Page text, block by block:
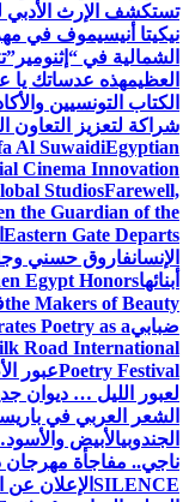
تستكشف الإرث الأدبي
نيكيتا أنيسيموف في
الشمالية في “إثنومير”
العظيمهذه عدساتك يا
الكتاب التونسيين
شراكة لتعزيز التعاون
Al SuwaidiEgyptian
Cinema Innovation
StudiosFarewell,
the Guardian of the
Eastern Gate Departs
الإنسانفاروق حسني
أبنائهاEgypt Honors
the Makers of Beauty
ضبابيPoetry as a
Road International
Poetry Festivalعبور
لعبور الليل … ديوان
الشعر العربي في باريس
الجندوبيالأبيض
ناجي.. مفاجأة مهرجان
SILENCE الإعلان